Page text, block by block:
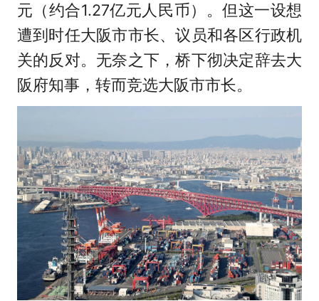
元（约合1.27亿元人民币）。但这一设想
遭到时任大阪市市长、议员和各区行政机
关的反对。无奈之下，桥下彻决定辞去大
阪府知事，转而竞选大阪市市长。